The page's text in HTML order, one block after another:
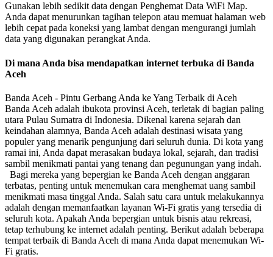
Gunakan lebih sedikit data dengan Penghemat Data WiFi Map.
Anda dapat menurunkan tagihan telepon atau memuat halaman web
lebih cepat pada koneksi yang lambat dengan mengurangi jumlah
data yang digunakan perangkat Anda.
Di mana Anda bisa mendapatkan internet terbuka di Banda
Aceh
Banda Aceh - Pintu Gerbang Anda ke Yang Terbaik di Aceh
Banda Aceh adalah ibukota provinsi Aceh, terletak di bagian paling
utara Pulau Sumatra di Indonesia. Dikenal karena sejarah dan
keindahan alamnya, Banda Aceh adalah destinasi wisata yang
populer yang menarik pengunjung dari seluruh dunia. Di kota yang
ramai ini, Anda dapat merasakan budaya lokal, sejarah, dan tradisi
sambil menikmati pantai yang tenang dan pegunungan yang indah.
Bagi mereka yang bepergian ke Banda Aceh dengan anggaran
terbatas, penting untuk menemukan cara menghemat uang sambil
menikmati masa tinggal Anda. Salah satu cara untuk melakukannya
adalah dengan memanfaatkan layanan Wi-Fi gratis yang tersedia di
seluruh kota. Apakah Anda bepergian untuk bisnis atau rekreasi,
tetap terhubung ke internet adalah penting. Berikut adalah beberapa
tempat terbaik di Banda Aceh di mana Anda dapat menemukan Wi-
Fi gratis.